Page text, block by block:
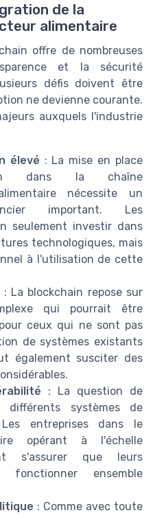
de la
alimentaire
offre de nombreuses
et la sécurité
défis doivent être
ne devienne courante.
auxquels l'industrie
élevé : La mise en place
dans la chaîne
nécessite un
important. Les
seulement investir dans
technologiques, mais
à l'utilisation de cette
: La blockchain repose sur
qui pourrait être
ceux qui ne sont pas
de systèmes existants
également susciter des
: La question de
différents systèmes de
entreprises dans le
opérant à l'échelle
s'assurer que leurs
fonctionner ensemble
: Comme avec toute